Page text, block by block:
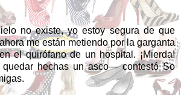
no existe, yo estoy segura de que
me están metiendo por la garganta
el quirófano de un hospital. ¡Mierda!
quedar hechas un asco— contestó So